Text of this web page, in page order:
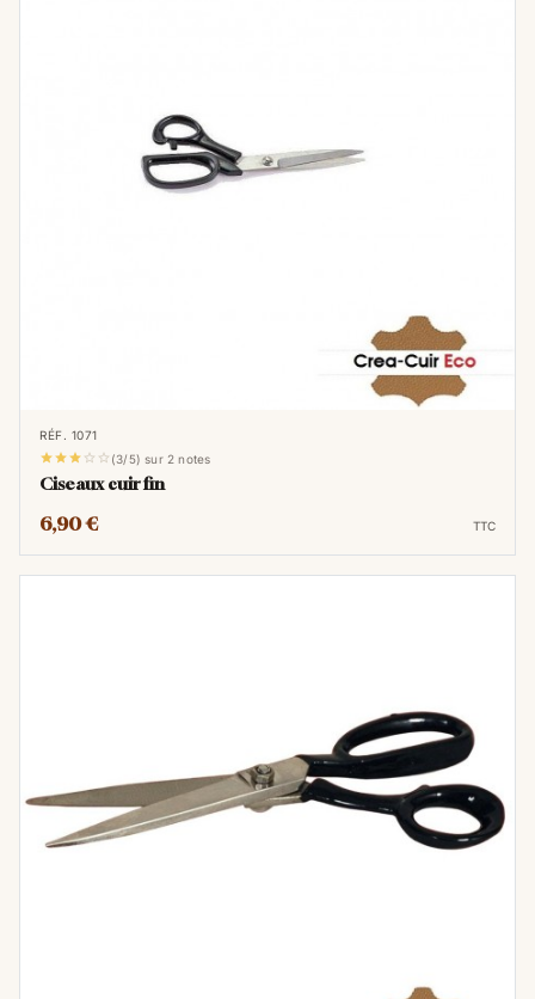
manifeste à plusieurs niveaux :
Coupe précise des fils :C'est leur
fonction première, et ils l'accomplissent
professionnelle. Leur petite taille et leurs
lames fines offrent un contrôle optimal
Ébarbage et finitions :
de pièces de cuir, de petites imperfections
ou des fibres peuvent subsister sur les
bords. Les ciseaux coupe-fil permettent
situations où une grande précision est
requise, comme pour effectuer de petites
retouches, couper des fils pris dans des
coutures complexes (en complément du
découseur parfois), ou travailler sur des
RÉF. 1071
   (3/5) sur 2 notes
Ciseaux cuir fin
6,90 € TTC